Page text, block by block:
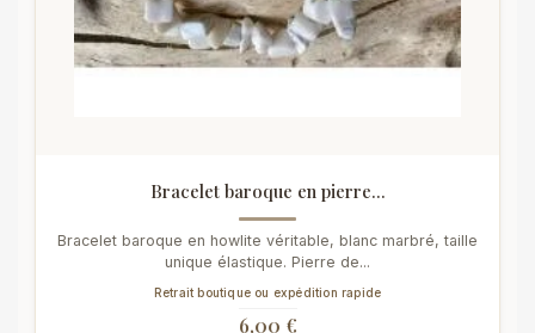
Bracelet baroque en pierre...
Bracelet baroque en howlite véritable, blanc marbré, taille
unique élastique. Pierre de...
Retrait boutique ou expédition rapide
6,00 €